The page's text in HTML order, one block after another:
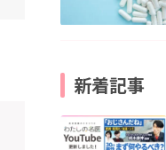
新着記事